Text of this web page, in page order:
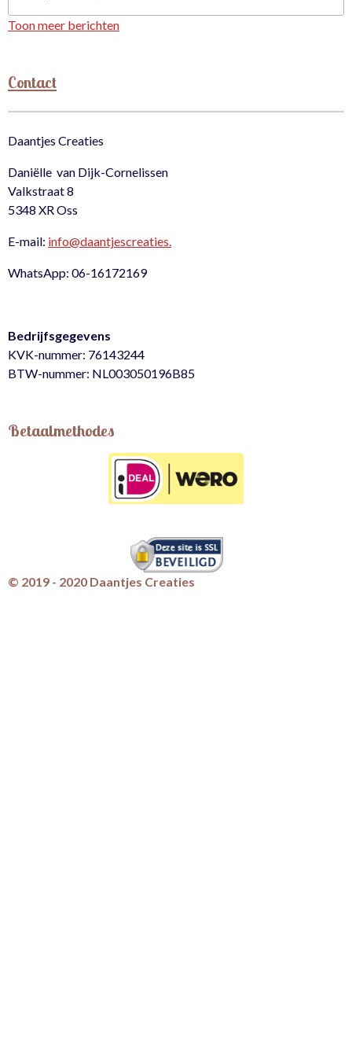
Toon meer berichten
Contact
Daantjes Creaties
Daniëlle van Dijk-Cornelissen
Valkstraat 8
5348 XR Oss
E-mail: info@daantjescreaties.
WhatsApp: 06-16172169
Bedrijfsgegevens
KVK-nummer: 76143244
BTW-nummer: NL003050196B85
Betaalmethodes
© 2019 - 2020 Daantjes Creaties